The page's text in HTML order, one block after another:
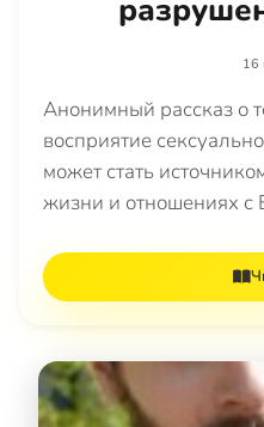
16
Анонимный рассказ о
восприятие
может стать
жизни и отношениях с